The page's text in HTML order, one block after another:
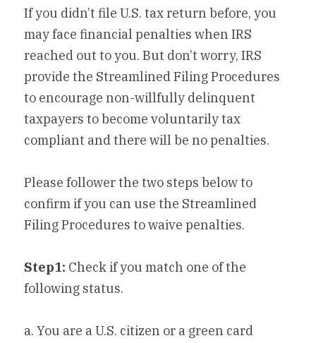
If you didn’t file U.S. tax return before, you
may face financial penalties when IRS
reached out to you. But don’t worry, IRS
provide the Streamlined Filing Procedures
to encourage non-willfully delinquent
taxpayers to become voluntarily tax
compliant and there will be no penalties.
Please follower the two steps below to
confirm if you can use the Streamlined
Filing Procedures to waive penalties.
Step1: Check if you match one of the
following status.
a. You are a U.S. citizen or a green card